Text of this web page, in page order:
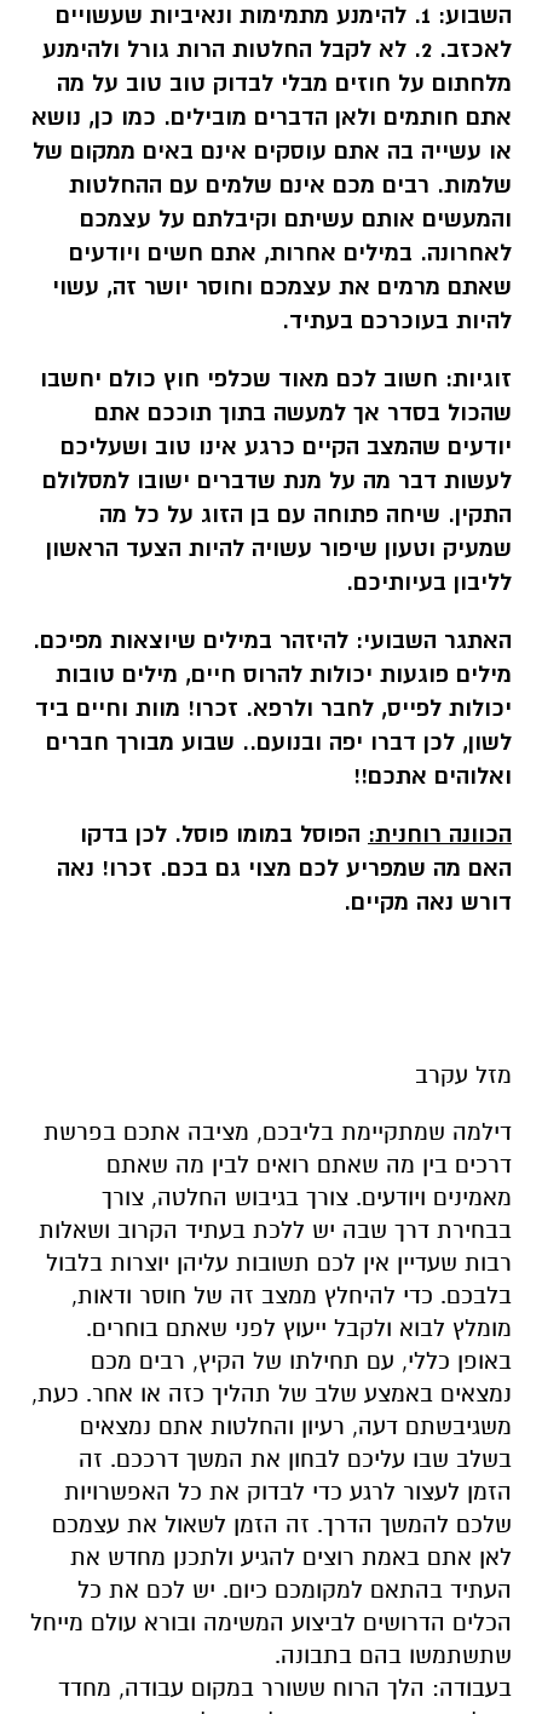
השבוע: 1. להימנע מתמימות ונאיביות שעשויים
לאכזב. 2. לא לקבל החלטות הרות גורל ולהימנע
מלחתום על חוזים מבלי לבדוק טוב טוב על מה
אתם חותמים ולאן הדברים מובילים. כמו כן, נושא
או עשייה בה אתם עוסקים אינם באים ממקום של
שלמות. רבים מכם אינם שלמים עם ההחלטות
והמעשים אותם עשיתם וקיבלתם על עצמכם
לאחרונה. במילים אחרות, אתם חשים ויודעים
שאתם מרמים את עצמכם וחוסר יושר זה, עשוי
להיות בעוכרכם בעתיד.
זוגיות: חשוב לכם מאוד שכלפי חוץ כולם יחשבו
שהכול בסדר אך למעשה בתוך תוככם אתם
יודעים שהמצב הקיים כרגע אינו טוב ושעליכם
לעשות דבר מה על מנת שדברים ישובו למסלולם
התקין. שיחה פתוחה עם בן הזוג על כל מה
שמעיק וטעון שיפור עשויה להיות הצעד הראשון
לליבון בעיותיכם.
האתגר השבועי: להיזהר במילים שיוצאות מפיכם.
מילים פוגעות יכולות להרוס חיים, מילים טובות
יכולות לפייס, לחבר ולרפא. זכרו! מוות וחיים ביד
לשון, לכן דברו יפה ובנועם.. שבוע מבורך חברים
ואלוהים אתכם!!
הכוונה רוחנית: הפוסל במומו פוסל. לכן בדקו
האם מה שמפריע לכם מצוי גם בכם. זכרו! נאה
דורש נאה מקיים.
מזל עקרב
דילמה שמתקיימת בליבכם, מציבה אתכם בפרשת
דרכים בין מה שאתם רואים לבין מה שאתם
מאמינים ויודעים. צורך בגיבוש החלטה, צורך
בבחירת דרך שבה יש ללכת בעתיד הקרוב ושאלות
רבות שעדיין אין לכם תשובות עליהן יוצרות בלבול
בלבכם. כדי להיחלץ ממצב זה של חוסר ודאות,
מומלץ לבוא ולקבל ייעוץ לפני שאתם בוחרים.
באופן כללי, עם תחילתו של הקיץ, רבים מכם
נמצאים באמצע שלב של תהליך כזה או אחר. כעת,
משגיבשתם דעה, רעיון והחלטות אתם נמצאים
בשלב שבו עליכם לבחון את המשך דרככם. זה
הזמן לעצור לרגע כדי לבדוק את כל האפשרויות
שלכם להמשך הדרך. זה הזמן לשאול את עצמכם
לאן אתם באמת רוצים להגיע ולתכנן מחדש את
העתיד בהתאם למקומכם כיום. יש לכם את כל
הכלים הדרושים לביצוע המשימה ובורא עולם מייחל
שתשתמשו בהם בתבונה.
בעבודה: הלך הרוח ששורר במקום עבודה, מחדד